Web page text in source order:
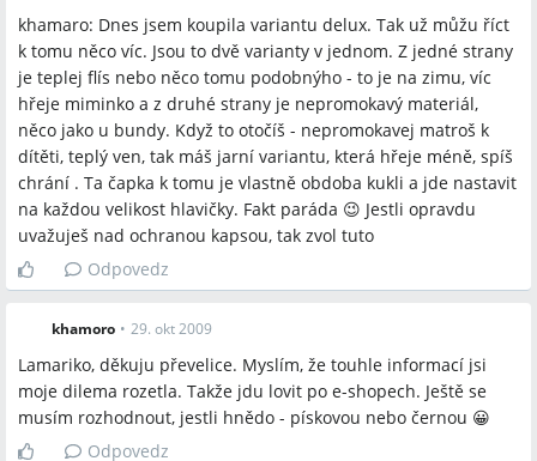
khamaro: Dnes jsem koupila variantu delux. Tak už můžu říct
k tomu něco víc. Jsou to dvě varianty v jednom. Z jedné strany
je teplej flís nebo něco tomu podobnýho - to je na zimu, víc
hřeje miminko a z druhé strany je nepromokavý materiál,
něco jako u bundy. Když to otočíš - nepromokavej matroš k
dítěti, teplý ven, tak máš jarní variantu, která hřeje méně, spíš
chrání . Ta čapka k tomu je vlastně obdoba kukli a jde nastavit
na každou velikost hlavičky. Fakt paráda 😉 Jestli opravdu
uvažuješ nad ochranou kapsou, tak zvol tuto
Odpovedz
khamoro • 29. okt 2009
Lamariko, děkuju převelice. Myslím, že touhle informací jsi
moje dilema rozetla. Takže jdu lovit po e-shopech. Ještě se
musím rozhodnout, jestli hnědo - pískovou nebo černou 😀
Odpovedz